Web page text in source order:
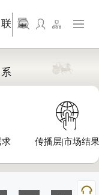
联
系
四
求 传播层|市场结果